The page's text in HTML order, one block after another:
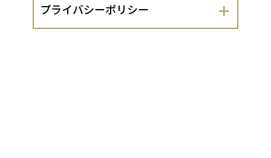
パティスリーこずえ
プライバシーポリシー